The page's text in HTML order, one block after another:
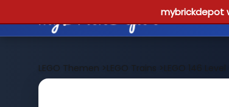
mybrickdepot
LEGO Themen >LEGO Trains >LEGO 146